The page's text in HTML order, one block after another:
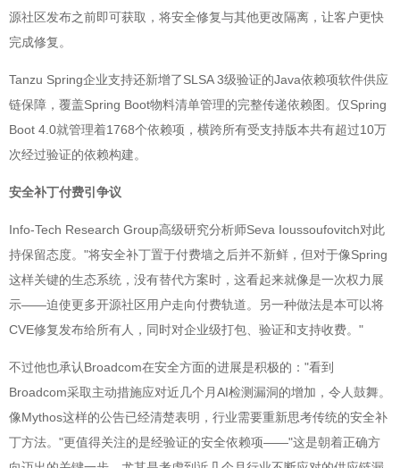
源社区发布之前即可获取，将安全修复与其他更改隔离，让客户更快
完成修复。
Tanzu Spring企业支持还新增了SLSA 3级验证的Java依赖项软件供应
链保障，覆盖Spring Boot物料清单管理的完整传递依赖图。仅Spring
Boot 4.0就管理着1768个依赖项，横跨所有受支持版本共有超过10万
次经过验证的依赖构建。
安全补丁付费引争议
Info-Tech Research Group高级研究分析师Seva Ioussoufovitch对此
持保留态度。"将安全补丁置于付费墙之后并不新鲜，但对于像Spring
这样关键的生态系统，没有替代方案时，这看起来就像是一次权力展
示——迫使更多开源社区用户走向付费轨道。另一种做法是本可以将
CVE修复发布给所有人，同时对企业级打包、验证和支持收费。"
不过他也承认Broadcom在安全方面的进展是积极的："看到
Broadcom采取主动措施应对近几个月AI检测漏洞的增加，令人鼓舞。
像Mythos这样的公告已经清楚表明，行业需要重新思考传统的安全补
丁方法。"更值得关注的是经验证的安全依赖项——"这是朝着正确方